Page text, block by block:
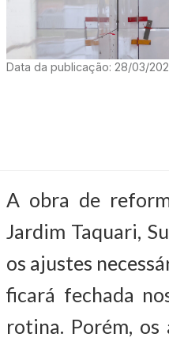
Data da publicação: 28/03/
A obra de
Jardim Taquari,
os ajustes
ficará fechada
rotina. Porém,